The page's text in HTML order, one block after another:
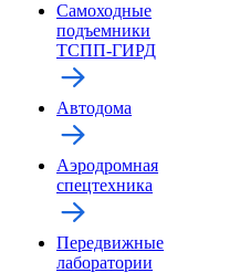
Самоходные
подъемники
ТСПП-ГИРД
Автодома
Аэродромная
спецтехника
Передвижные
лаборатории